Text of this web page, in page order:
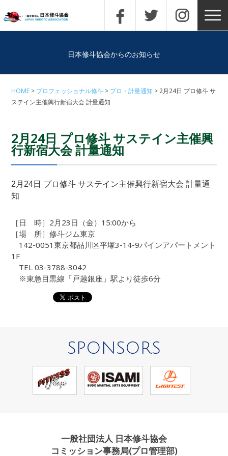
日本修斗協会からのお知らせ
HOME プロフェッショナル修斗 プロ・計量通知
2月24日 プロ修斗 サ
ステイン主催興行新宿大会 計量通知
2月24日 プロ修斗 サステイン主催興
行新宿大会 計量通知
2月24日 プロ修斗 サステイン主催興行新宿大会 計量通
知
［日 時］2月23日（金）15:00から
［場 所］修斗ジム東京
142-0051東京都品川区平塚3-14-9パインアパートメント
1F
TEL 03-3788-3042
※東急目黒線「戸越銀座」駅より徒歩6分
SPONSORS
一般社団法人 日本修斗協会
コミッション事務局(プロ管理部)